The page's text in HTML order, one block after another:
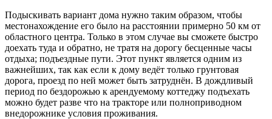
Подыскивать вариант дома нужно таким образом, чтобы
местонахождение его было на расстоянии примерно 50 км от
областного центра. Только в этом случае вы сможете быстро
доехать туда и обратно, не тратя на дорогу бесценные часы
отдыха; подъездные пути. Этот пункт является одним из
важнейших, так как если к дому ведёт только грунтовая
дорога, проезд по ней может быть затруднён. В дождливый
период по бездорожью к арендуемому коттеджу подъехать
можно будет разве что на тракторе или полноприводном
внедорожнике условия проживания.